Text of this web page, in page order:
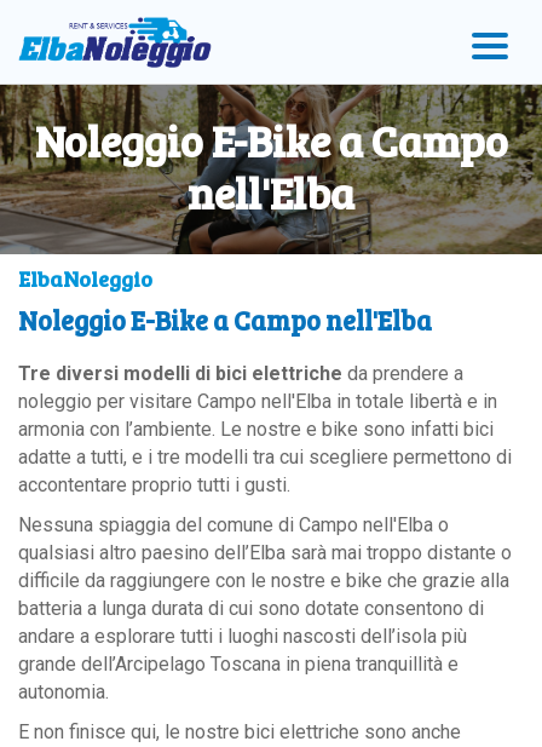
menu
contenuto
principale
Footer
Noleggio E-Bike a Campo
nell'Elba
ElbaNoleggio
Noleggio E-Bike a Campo nell'Elba
Tre diversi modelli di bici elettriche da prendere a
noleggio per visitare Campo nell'Elba in totale libertà e in
armonia con l’ambiente. Le nostre e bike sono infatti bici
adatte a tutti, e i tre modelli tra cui scegliere permettono di
accontentare proprio tutti i gusti.
Nessuna spiaggia del comune di Campo nell'Elba o
qualsiasi altro paesino dell’Elba sarà mai troppo distante o
difficile da raggiungere con le nostre e bike che grazie alla
batteria a lunga durata di cui sono dotate consentono di
andare a esplorare tutti i luoghi nascosti dell’isola più
grande dell’Arcipelago Toscana in piena tranquillità e
autonomia.
E non finisce qui, le nostre bici elettriche sono anche